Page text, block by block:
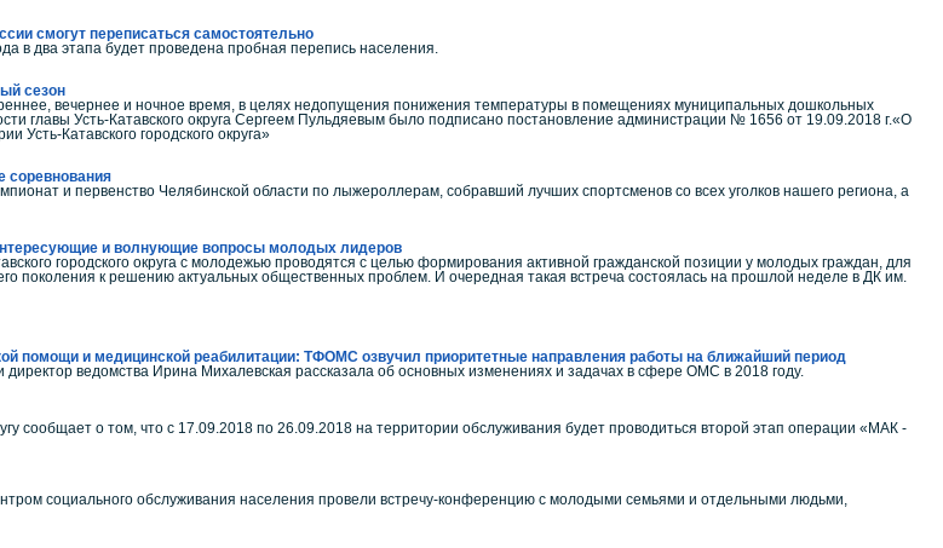
смогут переписаться самостоятельно
в два этапа будет проведена пробная перепись населения.
сезон
вечернее и ночное время, в целях недопущения понижения температуры в помещениях муниципальных дошкольных
главы Усть-Катавского округа Сергеем Пульдяевым было подписано постановление администрации № 1656 от 19.09.2018 г.«О
Усть-Катавского городского округа»
соревнования
и первенство Челябинской области по лыжероллерам, собравший лучших спортсменов со всех уголков нашего региона, а
и волнующие вопросы молодых лидеров
городского округа с молодежью проводятся с целью формирования активной гражданской позиции у молодых граждан, для
поколения к решению актуальных общественных проблем. И очередная такая встреча состоялась на прошлой неделе в ДК им.
помощи и медицинской реабилитации: ТФОМС озвучил приоритетные направления работы на ближайший период
ведомства Ирина Михалевская рассказала об основных изменениях и задачах в сфере ОМС в 2018 году.
сообщает о том, что с 17.09.2018 по 26.09.2018 на территории обслуживания будет проводиться второй этап операции «МАК -
социального обслуживания населения провели встречу-конференцию с молодыми семьями и отдельными людьми,